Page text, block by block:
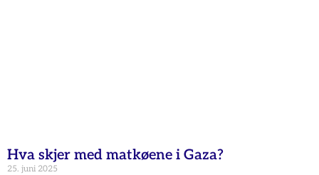
Hva skjer med matkøene i Gaza?
25. juni 2025